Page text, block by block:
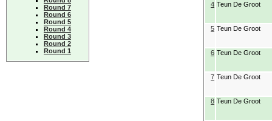
Round 7
Round 6
Round 5
Round 4
Round 3
Round 2
Round 1
4 Teun De Groot
5 Teun De Groot
6 Teun De Groot
7 Teun De Groot
8 Teun De Groot